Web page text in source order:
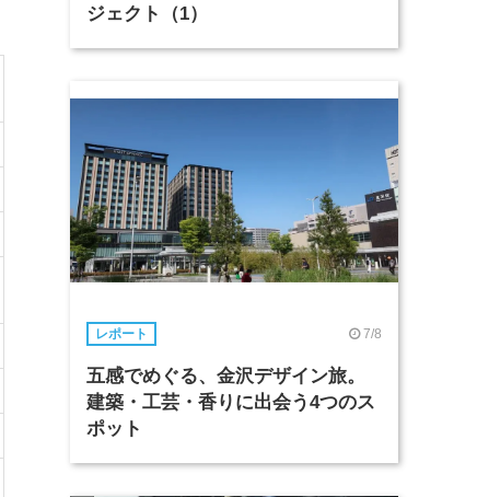
ジェクト（1）
レポート 7/8
五感でめぐる、金沢デザイン旅。
建築・工芸・香りに出会う4つのス
ポット